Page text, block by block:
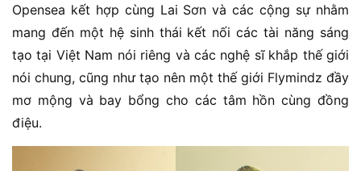
Opensea kết hợp cùng Lai Sơn và các cộng sự nhằm
mang đến một hệ sinh thái kết nối các tài năng sáng
tạo tại Việt Nam nói riêng và các nghệ sĩ khắp thế giới
nói chung, cũng như tạo nên một thế giới Flymindz đầy
mơ mộng và bay bổng cho các tâm hồn cùng đồng
điệu.